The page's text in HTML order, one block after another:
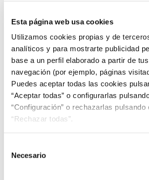
Esta página web usa cookies
Utilizamos cookies propias y de
analíticos y para mostrarte publicidad
base a un perfil elaborado a partir de
navegación (por ejemplo, páginas
Puedes aceptar todas las cookies
“Aceptar todas” o configurarlas
“Configuración” o rechazarlas pulsando
“Rechazar todas”.
Necesario
Medios de transporte
Las normas UNE facilitan viajar
tren, avión o barco
, haciendo que los
desplazamientos sean más
Aquí destacamos algunas de ellas.